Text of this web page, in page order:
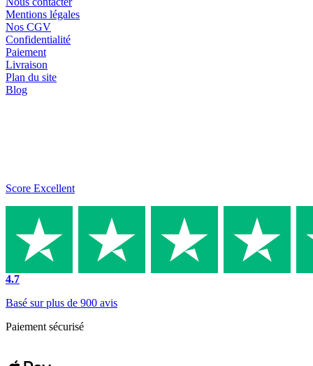
Mentions légales
Nos CGV
Confidentialité
Paiement
Livraison
Plan du site
Blog
Score Excellent
4.7
Basé sur plus de 900 avis
Paiement sécurisé